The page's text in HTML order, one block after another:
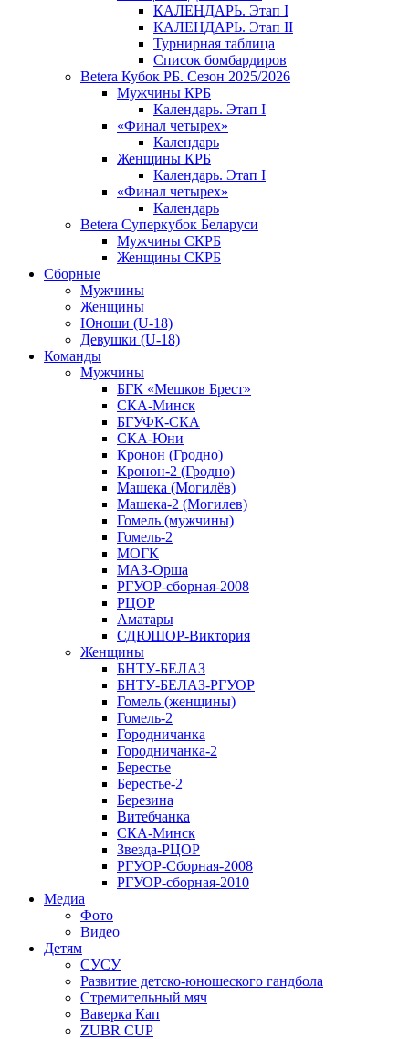
КАЛЕНДАРЬ. Этап I
КАЛЕНДАРЬ. Этап II
Турнирная таблица
Список бомбардиров
Betera Кубок РБ. Сезон 2025/2026
Мужчины КРБ
Календарь. Этап I
«Финал четырех»
Календарь
Женщины КРБ
Календарь. Этап I
«Финал четырех»
Календарь
Betera Суперкубок Беларуси
Мужчины СКРБ
Женщины СКРБ
Сборные
Мужчины
Женщины
Юноши (U-18)
Девушки (U-18)
Команды
Мужчины
БГК «Мешков Брест»
СКА-Минск
БГУФК-СКА
СКА-Юни
Кронон (Гродно)
Кронон-2 (Гродно)
Машека (Могилёв)
Машека-2 (Могилев)
Гомель (мужчины)
Гомель-2
МОГК
МАЗ-Орша
РГУОР-сборная-2008
РЦОР
Аматары
СДЮШОР-Виктория
Женщины
БНТУ-БЕЛАЗ
БНТУ-БЕЛАЗ-РГУОР
Гомель (женщины)
Гомель-2
Городничанка
Городничанка-2
Берестье
Берестье-2
Березина
Витебчанка
СКА-Минск
Звезда-РЦОР
РГУОР-Сборная-2008
РГУОР-сборная-2010
Медиа
Фото
Видео
Детям
СУСУ
Развитие детско-юношеского гандбола
Стремительный мяч
Ваверка Кап
ZUBR CUP